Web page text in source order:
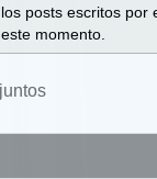
posts escritos
momento.